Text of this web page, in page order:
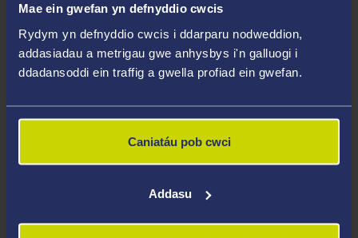
Mae ein gwefan yn defnyddio cwcis
Rydym yn defnyddio cwcis i ddarparu nodweddion,
addasiadau a metrigau gwe anhysbys i'n galluogi i
ddadansoddi ein traffig a gwella profiad ein gwefan.
Caniatáu pob cwci
Addasu